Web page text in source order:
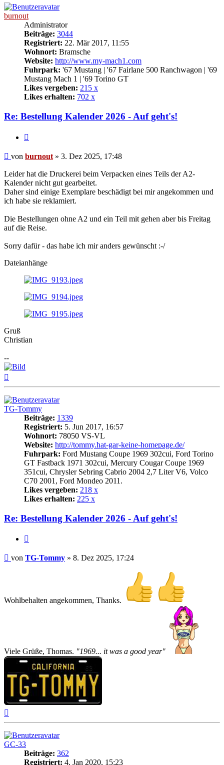
burnout
Administrator
Beiträge: 3044
Registriert: 22. Mär 2017, 11:55
Wohnort: Bramsche
Website: http://www.my-mach1.com
Fuhrpark: '67 Mustang | '67 Fairlane 500 Ranchwagon | '69
Mustang Mach 1 | '69 Torino GT
Likes vergeben: 215 x
Likes erhalten: 702 x
Re: Bestellung Kalender 2026 - Auf geht's!
Beitrag
von burnout » 3. Dez 2025, 17:48
Leider hat die Druckerei beim Verpacken eines Teils der A2-
Kalender nicht gut gearbeitet.
Daher sind einige Exemplare beschädigt bei mir angekommen und
ich habe sie reklamiert.
Die Bestellungen ohne A2 und ein Teil mit gehen aber bis Freitag
auf die Reise.
Sorry dafür - das habe ich mir anders gewünscht :-/
Dateianhänge
Gruß
Christian
--
TG-Tommy
Beiträge: 1339
Registriert: 5. Jun 2017, 16:57
Wohnort: 78050 VS-VL
Website: http://tommy.hat-gar-keine-homepage.de/
Fuhrpark: Ford Mustang Coupe 1969 302cui, Ford Torino
GT Fastback 1971 302cui, Mercury Cougar Coupe 1969
351cui, Chrysler Sebring Cabrio 2004 2,7 Liter V6, Volco
C70 2001, Ford Mondeo 2011.
Likes vergeben: 218 x
Likes erhalten: 225 x
Re: Bestellung Kalender 2026 - Auf geht's!
Beitrag
von TG-Tommy » 8. Dez 2025, 17:24
Wohlbehalten angekommen, Thanks.
Viele Grüße, Thomas. "1969... it was a good year"
GC-33
Beiträge: 362
Registriert: 4. Jan 2020, 15:23